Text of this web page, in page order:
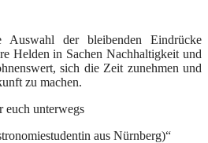
der bleibenden Eindrücke
Helden in Sachen Nachhaltigkeit und
sich die Zeit zunehmen und
zu machen.
euch unterwegs
aus Nürnberg)“